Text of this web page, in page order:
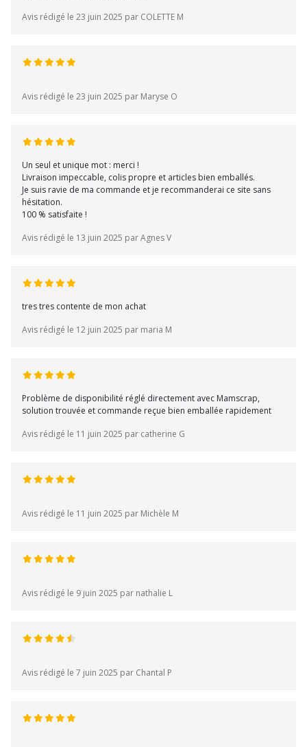
Avis rédigé le 23 juin 2025 par COLETTE M
Avis rédigé le 23 juin 2025 par Maryse O
Un seul et unique mot : merci !
Livraison impeccable, colis propre et articles bien emballés.
Je suis ravie de ma commande et je recommanderai ce site sans
hésitation.
100 % satisfaite !
Avis rédigé le 13 juin 2025 par Agnes V
tres tres contente de mon achat
Avis rédigé le 12 juin 2025 par maria M
Problème de disponibilité réglé directement avec Mamscrap,
solution trouvée et commande reçue bien emballée rapidement
Avis rédigé le 11 juin 2025 par catherine G
Avis rédigé le 11 juin 2025 par Michèle M
Avis rédigé le 9 juin 2025 par nathalie L
Avis rédigé le 7 juin 2025 par Chantal P